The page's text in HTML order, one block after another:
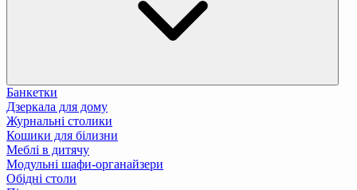
Банкетки
Дзеркала для дому
Журнальні столики
Кошики для білизни
Меблі в дитячу
Модульні шафи-органайзери
Обідні столи